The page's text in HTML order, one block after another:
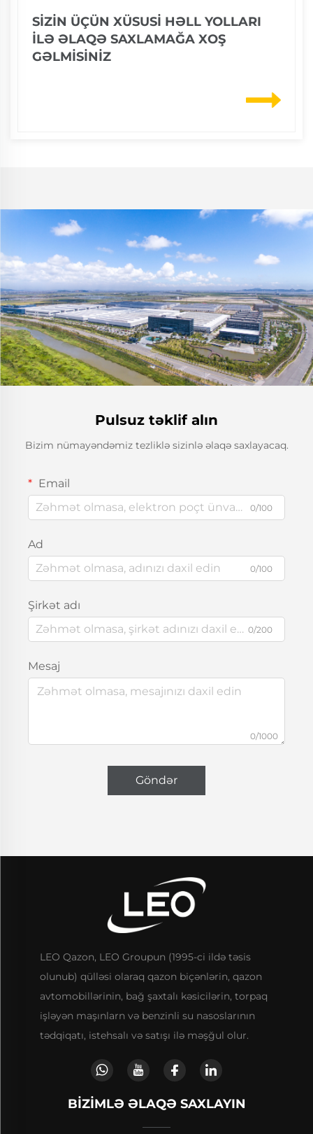
SIZIN ÜÇÜN XÜSUSI HƏLL YOLLARI
ILƏ ƏLAQƏ SAXLAMAĞA XOŞ
GƏLMISINIZ
Pulsuz təklif alın
Bizim nümayəndəmiz tezliklə sizinlə əlaqə saxlayacaq.
Email
0/100
Ad
0/100
Şirkət adı
0/200
Mesaj
0/1000
Göndər
LEO Qazon, LEO Groupun (1995-ci ildə təsis
olunub) qülləsi olaraq qazon biçənlərin, qazon
avtomobillərinin, bağ şaxtalı kəsicilərin, torpaq
işləyən maşınlarn və benzinli su nasoslarının
tədqiqatı, istehsalı və satışı ilə məşğul olur.
BIZIMLƏ ƏLAQƏ SAXLAYIN